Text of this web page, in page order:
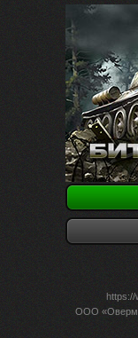
https://
ООО